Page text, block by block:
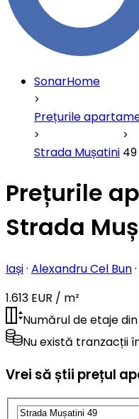
SonarHome
Prețurile
Strada Mușatini 49
Prețurile
Strada
Iași· Alexandru Cel Bun·
1.613 EUR / m²
Numărul de etaje
Nu există tranzacții
Vrei să știi prețul